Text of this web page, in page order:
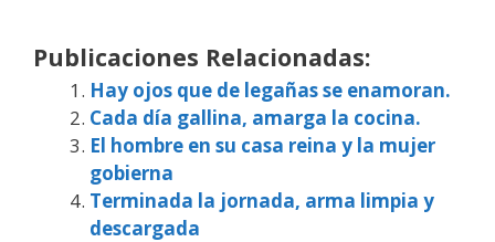
Publicaciones Relacionadas:
Hay ojos que de legañas se enamoran.
Cada día gallina, amarga la cocina.
El hombre en su casa reina y la mujer
gobierna
Terminada la jornada, arma limpia y
descargada